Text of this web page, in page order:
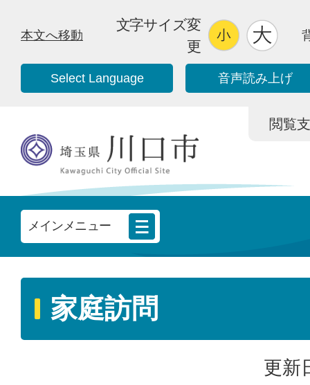
本文へ移動
文字サイズ変
更
Select Language 音声読み上げ
閲覧
メインメニュー
家庭訪問
更新